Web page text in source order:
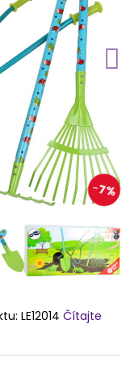
7%
LE12014 Čítajte